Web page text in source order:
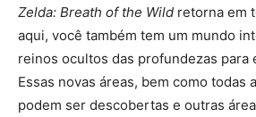
Zelda: Breath of the Wild retorna em
aqui, você também tem um mundo
reinos ocultos das profundezas para
Essas novas áreas, bem como todas
podem ser descobertas e outras